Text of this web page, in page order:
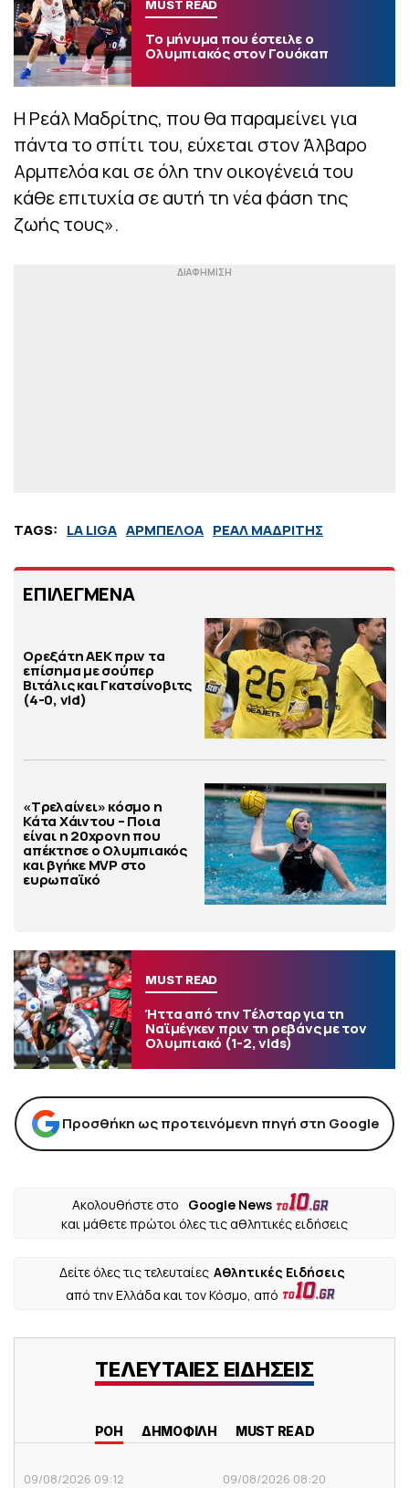
MUST READ
Το μήνυμα που έστειλε ο
Ολυμπιακός στον Γουόκαπ
Η Ρεάλ Μαδρίτης, που θα παραμείνει για
πάντα το σπίτι του, εύχεται στον Άλβαρο
Αρμπελόα και σε όλη την οικογένειά του
κάθε επιτυχία σε αυτή τη νέα φάση της
ζωής τους».
TAGS: LA LIGA ΑΡΜΠΕΛΟΑ ΡΕΑΛ ΜΑΔΡΙΤΗΣ
ΕΠΙΛΕΓΜΕΝΑ
Ορεξάτη ΑΕΚ πριν τα
επίσημα με σούπερ
Βιτάλις και Γκατσίνοβιτς
(4-0, vid)
«Τρελαίνει» κόσμο η
Κάτα Χάιντου – Ποια
είναι η 20χρονη που
απέκτησε ο Ολυμπιακός
και βγήκε MVP στο
ευρωπαϊκό
MUST READ
Ήττα από την Τέλσταρ για τη
Ναϊμέγκεν πριν τη ρεβάνς με τον
Ολυμπιακό (1-2, vids)
Προσθήκη ως προτεινόμενη πηγή στη Google
Ακολουθήστε στο
Google News
και μάθετε πρώτοι όλες τις αθλητικές ειδήσεις
Δείτε όλες τις τελευταίες Αθλητικές Ειδήσεις
από την Ελλάδα και τον Κόσμο, από
ΤΕΛΕΥΤΑΙΕΣ ΕΙΔΗΣΕΙΣ
ΡΟΗ ΔΗΜΟΦΙΛΗ MUST READ
09/08/2026 09:12 09/08/2026 08:20